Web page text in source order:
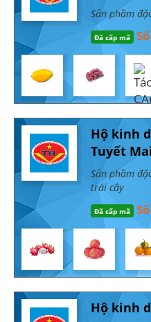
Sản phầm
Đã cấp mã
Hộ kinh
Tuyết
Sản phầm
trái cây
Đã cấp mã
Hộ kinh